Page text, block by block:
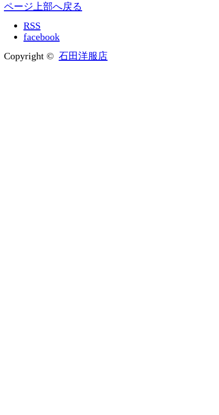
ページ上部へ戻る
RSS
facebook
Copyright © 石田洋服店